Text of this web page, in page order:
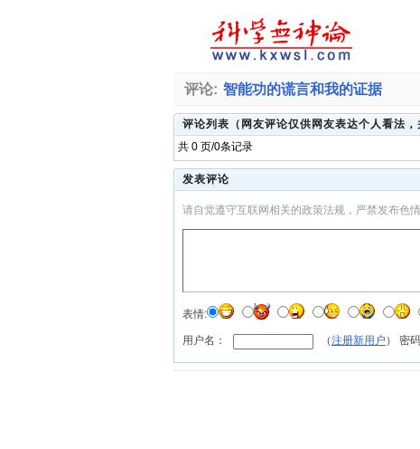
评论: 智能功的谎言和我的证据
评论列表（网友评论仅供网友表达个人看法
共 0 页/0条记录
发表评论
请自觉遵守互联网相关的政策法规，严禁发布色
表情:
用户名： （注册新用户 ） 密